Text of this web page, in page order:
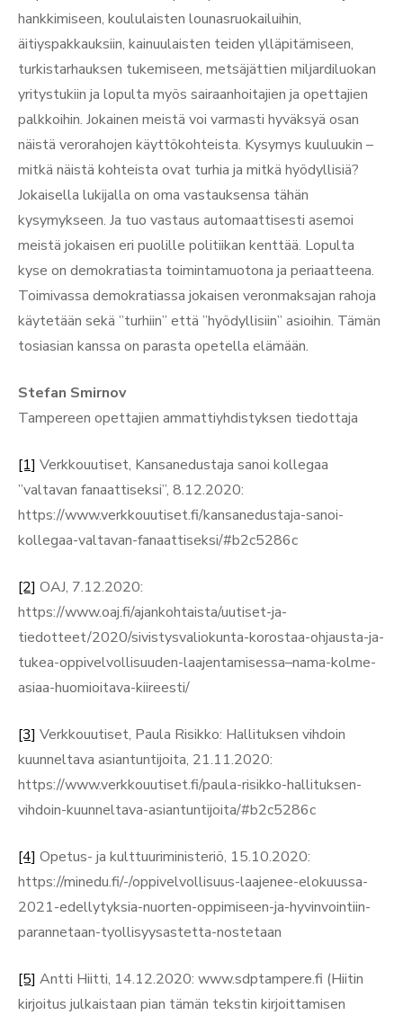
hankkimiseen, koululaisten lounasruokailuihin,
äitiyspakkauksiin, kainuulaisten teiden ylläpitämiseen,
turkistarhauksen tukemiseen, metsäjättien miljardiluokan
yritystukiin ja lopulta myös sairaanhoitajien ja opettajien
palkkoihin. Jokainen meistä voi varmasti hyväksyä osan
näistä verorahojen käyttökohteista. Kysymys kuuluukin –
mitkä näistä kohteista ovat turhia ja mitkä hyödyllisiä?
Jokaisella lukijalla on oma vastauksensa tähän
kysymykseen. Ja tuo vastaus automaattisesti asemoi
meistä jokaisen eri puolille politiikan kenttää. Lopulta
kyse on demokratiasta toimintamuotona ja periaatteena.
Toimivassa demokratiassa jokaisen veronmaksajan rahoja
käytetään sekä ”turhiin” että ”hyödyllisiin” asioihin. Tämän
tosiasian kanssa on parasta opetella elämään.
Stefan Smirnov
Tampereen opettajien ammattiyhdistyksen tiedottaja
[1] Verkkouutiset, Kansanedustaja sanoi kollegaa
”valtavan fanaattiseksi”, 8.12.2020:
https://www.verkkouutiset.fi/kansanedustaja-sanoi-
kollegaa-valtavan-fanaattiseksi/#b2c5286c
[2] OAJ, 7.12.2020:
https://www.oaj.fi/ajankohtaista/uutiset-ja-
tiedotteet/2020/sivistysvaliokunta-korostaa-ohjausta-ja-
tukea-oppivelvollisuuden-laajentamisessa–nama-kolme-
asiaa-huomioitava-kiireesti/
[3] Verkkouutiset, Paula Risikko: Hallituksen vihdoin
kuunneltava asiantuntijoita, 21.11.2020:
https://www.verkkouutiset.fi/paula-risikko-hallituksen-
vihdoin-kuunneltava-asiantuntijoita/#b2c5286c
[4] Opetus- ja kulttuuriministeriö, 15.10.2020:
https://minedu.fi/-/oppivelvollisuus-laajenee-elokuussa-
2021-edellytyksia-nuorten-oppimiseen-ja-hyvinvointiin-
parannetaan-tyollisyysastetta-nostetaan
[5] Antti Hiitti, 14.12.2020: www.sdptampere.fi (Hiitin
kirjoitus julkaistaan pian tämän tekstin kirjoittamisen